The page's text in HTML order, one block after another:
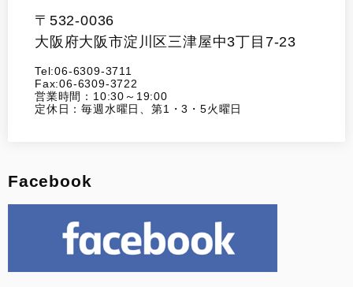
〒532-0036
大阪府大阪市淀川区三津屋中3丁目7-23
Tel:06-6309-3711
Fax:06-6309-3722
営業時間：10:30～19:00
定休日：毎週水曜日、第1・3・5火曜日
Facebook